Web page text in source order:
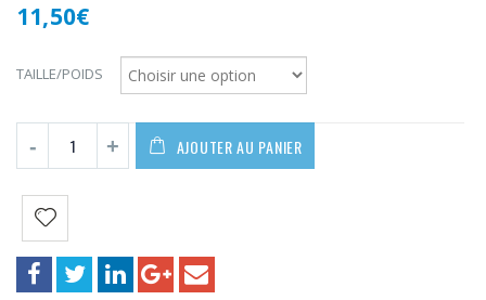
11,50€
TAILLE/POIDS
AJOUTER AU PANIER